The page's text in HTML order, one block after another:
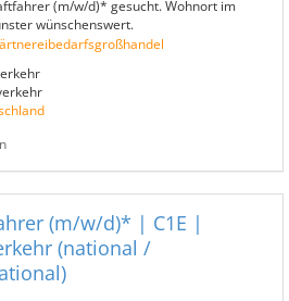
(m/w/d)* gesucht. Wohnort im
wünschenswert.
(m/w/d)* | C1E |
(national /